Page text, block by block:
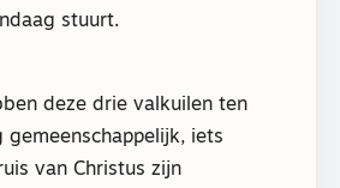
stuurt.
deze drie valkuilen ten
gemeenschappelijk, iets
van Christus zijn